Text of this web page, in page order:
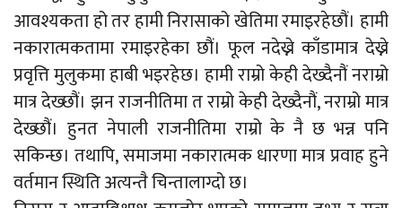
आवश्यकता हो तर हामी निरासाको खेतिमा रमाइरहेछौं। हामी
नकारात्मकतामा रमाइरहेका छौं। फूल नदेख्ने काँडामात्र देख्ने
प्रवृत्ति मुलुकमा हाबी भइरहेछ। हामी राम्रो केही देख्दैनौं नराम्रो
मात्र देख्छौं। झन राजनीतिमा त राम्रो केही देख्दैनौं, नराम्रो मात्र
देख्छौं। हुनत नेपाली राजनीतिमा राम्रो के नै छ भन्न पनि
सकिन्छ। तथापि, समाजमा नकारात्मक धारणा मात्र प्रवाह हुने
वर्तमान स्थिति अत्यन्तै चिन्तालाग्दो छ।